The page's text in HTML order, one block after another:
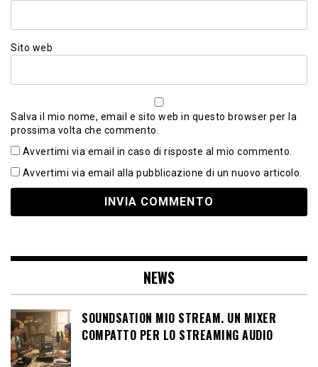
Sito web
Salva il mio nome, email e sito web in questo browser per la
prossima volta che commento.
Avvertimi via email in caso di risposte al mio commento.
Avvertimi via email alla pubblicazione di un nuovo articolo.
NEWS
SOUNDSATION MIO STREAM. UN MIXER
COMPATTO PER LO STREAMING AUDIO